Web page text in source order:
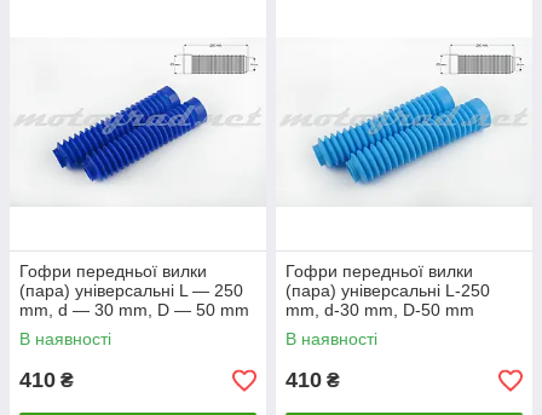
Гофри передньої вилки
(пара) універсальні L — 250
mm, d — 30 mm, D — 50 mm
(сині) MZK
В наявності
410 ₴
Гофри передньої вилки
(пара) універсальні L-250
mm, d-30 mm, D-50 mm
(блакитні) MZK
В наявності
410 ₴